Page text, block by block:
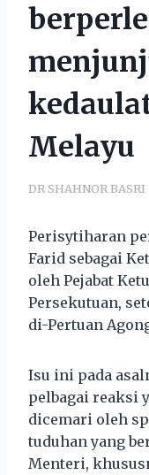
Melayu
DR SHAHNOR BASRI
Perisytiharan
Farid sebagai
oleh Pejabat
Persekutuan,
di-Pertuan
Isu ini pada
pelbagai reaksi
dicemari oleh
tuduhan yang
Menteri,